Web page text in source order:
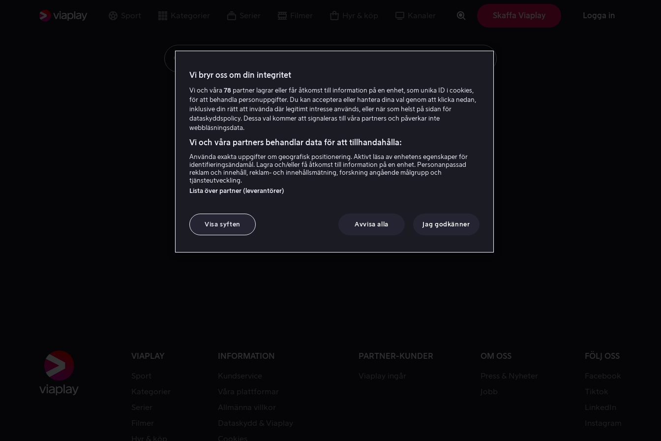
Sport Kategorier Serier Filmer Hyr & köp Kanaler Skaffa Viaplay Logga in
VIAPLAY
Sport
Kategorier
Serier
Filmer
Hyr & köp
INFORMATION
Kundservice
Våra plattformar
Allmänna villkor
Dataskydd & Viaplay
Cookies
PARTNER-KUNDER
Viaplay ingår
OM OSS
Press & Nyheter
Jobb
FÖLJ OSS
Facebook
Tiktok
LinkedIn
Instagram
Vi bryr oss om din integritet
Vi och våra 78 partner lagrar eller får åtkomst till information på en enhet, som unika ID i cookies,
för att behandla personuppgifter. Du kan acceptera eller hantera dina val genom att klicka nedan,
inklusive din rätt att invända där legitimt intresse används, eller när som helst på sidan för
dataskyddspolicy. Dessa val kommer att signaleras till våra partners och påverkar inte
webbläsningsdata.
Vi och våra partners behandlar data för att tillhandahålla:
Använda exakta uppgifter om geografisk positionering. Aktivt läsa av enhetens egenskaper för
identifieringsändamål. Lagra och/eller få åtkomst till information på en enhet. Personanpassad
reklam och innehåll, reklam- och innehållsmätning, forskning angående målgrupp och
tjänsteutveckling.
Lista över partner (leverantörer)
Visa syften Avvisa alla Jag godkänner